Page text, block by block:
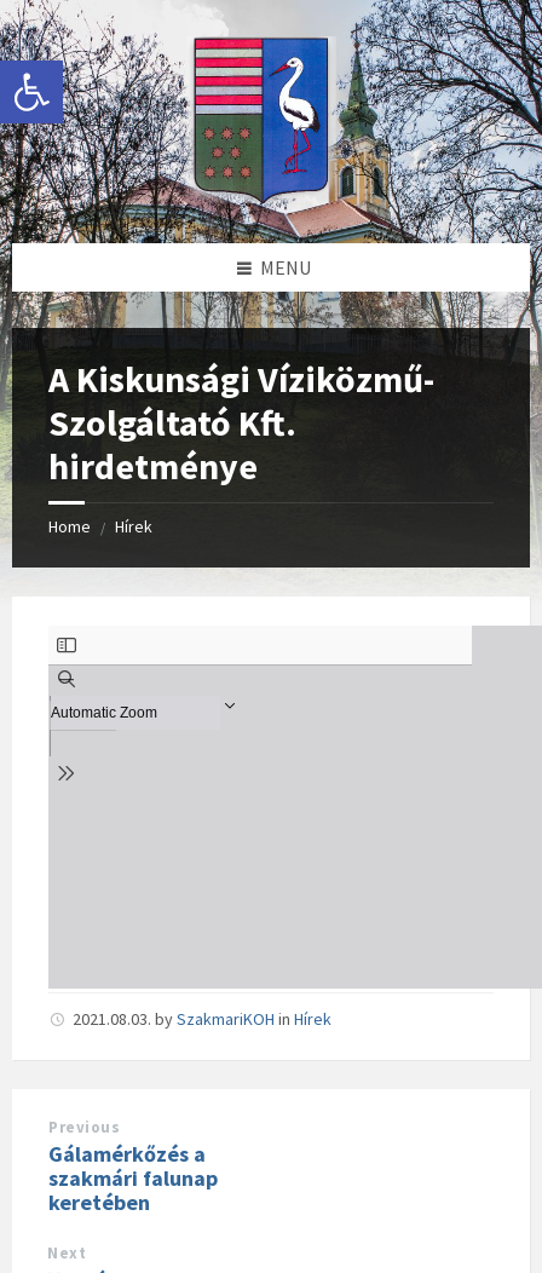
Eszköztár megnyitása
Skip
to
content
Skip
to
left
sidebar
Skip
to
right
sidebar
Skip
to
footer
MENU
A Kiskunsági Víziközmű-
Szolgáltató Kft.
hirdetménye
Home / Hírek
2021.08.03. bySzakmariKOH in Hírek
Previous
Gálamérkőzés a
szakmári falunap
keretében
Next